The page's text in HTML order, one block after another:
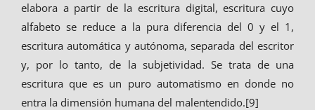
elabora a partir de la escritura digital, escritura cuyo
alfabeto se reduce a la pura diferencia del 0 y el 1,
escritura automática y autónoma, separada del escritor
y, por lo tanto, de la subjetividad. Se trata de una
escritura que es un puro automatismo en donde no
entra la dimensión humana del malentendido.[9]